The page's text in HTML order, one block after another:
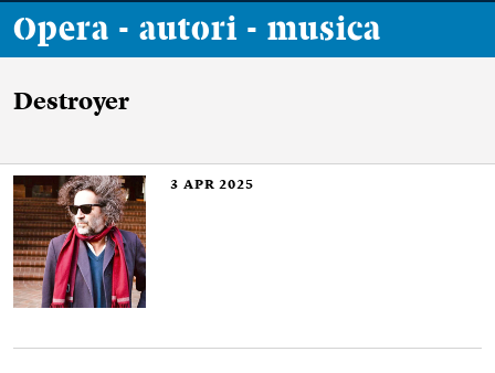
Opera - autori - musica
Destroyer
3 APR 2025